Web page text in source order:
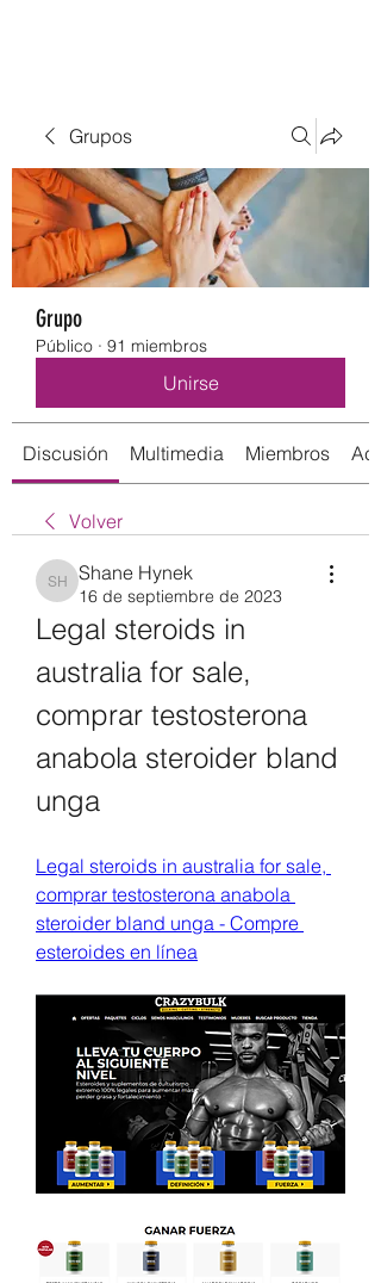
Grupos
Grupo
Público · 91 miembros
Unirse
Discusión Multimedia Miembros
Volver
Shane Hynek
Shane Hynek
16 de septiembre de 2023
Legal steroids in
australia for sale,
comprar testosterona
anabola steroider bland
unga
Legal steroids in australia for sale,
comprar testosterona anabola
steroider bland unga - Compre
esteroides en línea